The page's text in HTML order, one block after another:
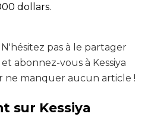
dollars.
pas à le partager
abonnez-vous à Kessiya
ne manquer aucun article !
sur Kessiya